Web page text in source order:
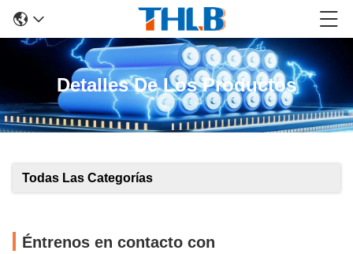
Detalles De Los Productos
Todas Las Categorías
Éntrenos en contacto con